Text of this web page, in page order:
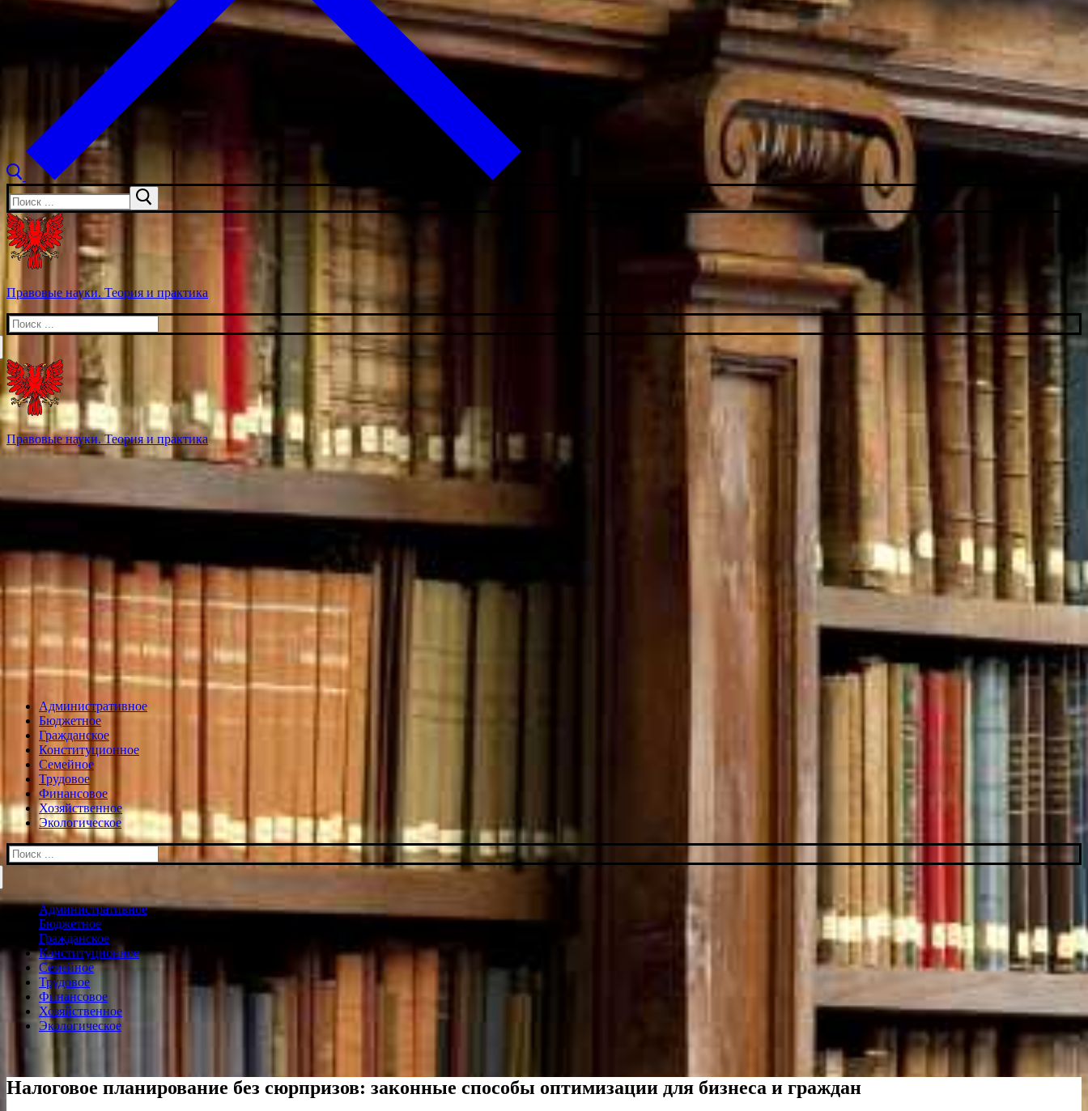
Искать:
Правовые науки. Теория и практика
Искать:
Правовые науки. Теория и практика
Административное
Бюджетное
Гражданское
Конституционное
Семейное
Трудовое
Финансовое
Хозяйственное
Экологическое
Искать:
Административное
Бюджетное
Гражданское
Конституционное
Семейное
Трудовое
Финансовое
Хозяйственное
Экологическое
Налоговое планирование без сюрпризов: законные способы оптимизации для бизнеса и граждан